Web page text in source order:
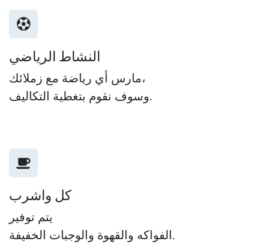
النشاط الرياضي
مارس أي رياضة مع زملائك،
وسوف نقوم بتغطية التكاليف.
كل واشرب
يتم توفير
الفواكه والقهوة والوجبات الخفيفة.